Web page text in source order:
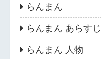
らんまん
らんまん あらすじ
らんまん 人物